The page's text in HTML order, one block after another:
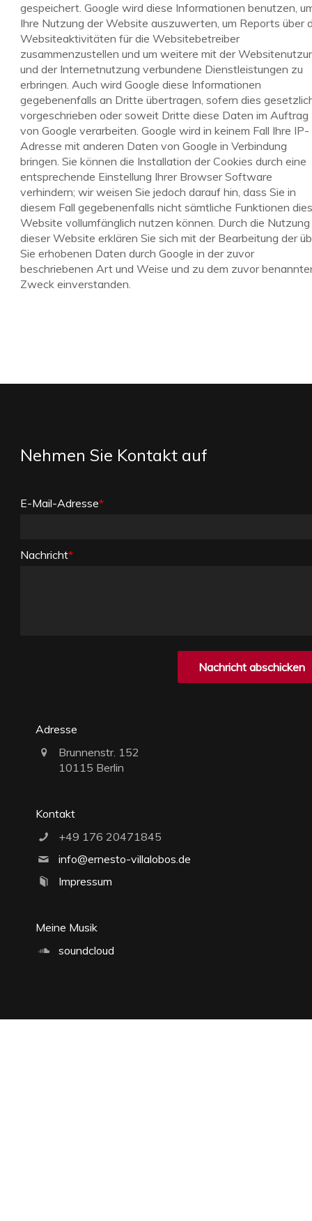
gespeichert. Google wird diese Informationen benutzen,
Ihre Nutzung der Website auszuwerten, um Reports über
Websiteaktivitäten für die Websitebetreiber
zusammenzustellen und um weitere mit der
und der Internetnutzung verbundene Dienstleistungen zu
erbringen. Auch wird Google diese Informationen
gegebenenfalls an Dritte übertragen, sofern dies
vorgeschrieben oder soweit Dritte diese Daten im Auftrag
von Google verarbeiten. Google wird in keinem Fall Ihre IP-
Adresse mit anderen Daten von Google in Verbindung
bringen. Sie können die Installation der Cookies durch eine
entsprechende Einstellung Ihrer Browser Software
verhindern; wir weisen Sie jedoch darauf hin, dass Sie in
diesem Fall gegebenenfalls nicht sämtliche Funktionen
Website vollumfänglich nutzen können. Durch die Nutzung
dieser Website erklären Sie sich mit der Bearbeitung der
Sie erhobenen Daten durch Google in der zuvor
beschriebenen Art und Weise und zu dem zuvor
Zweck einverstanden.
Nehmen Sie Kontakt auf
E-Mail-Adresse*
Nachricht*
Adresse
Brunnenstr. 152
10115 Berlin
Kontakt
+49 176 20471845
info@ernesto-villalobos.de
Impressum
Meine Musik
soundcloud